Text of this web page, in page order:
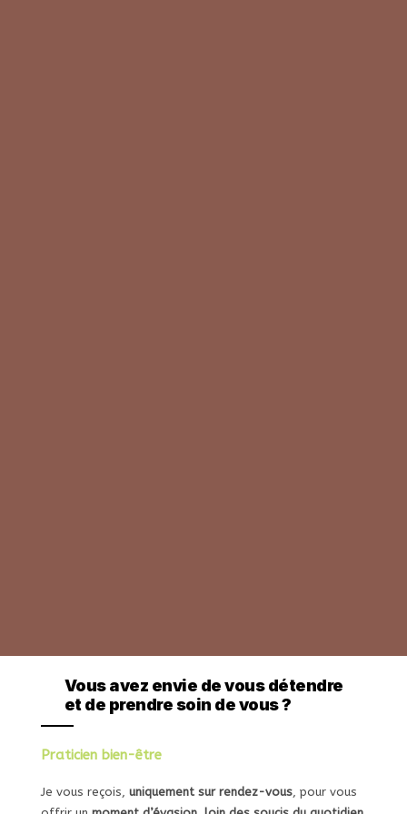
Vous avez envie de vous détendre
et de prendre soin de vous ?
Vivre un moment de bien-être,
de quiétude et de sérénité ?
Praticien bien-être
Je vous reçois, uniquement sur rendez-vous, pour vous